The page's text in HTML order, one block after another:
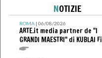
NOTIZIE
ROMA| 06/08/2026
ARTE.it media partner de "I
GRANDI MAESTRI" di KUBLAI